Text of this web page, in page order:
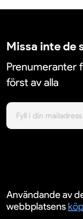
Missa inte de
Prenumeranter
först av alla
Användande av
webbplatsens